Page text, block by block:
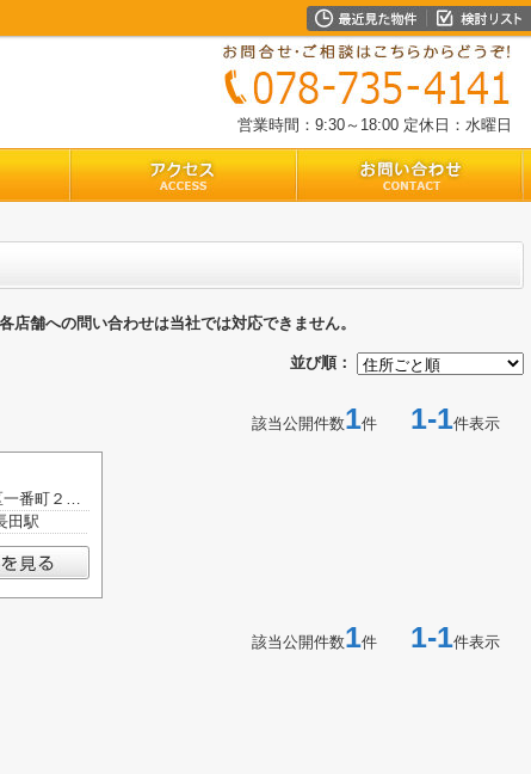
営業時間：9:30～18:00 定休日：水曜日
舗への問い合わせは当社では対応できません。
並び順：
該当公開件数1件 1-1件表示
兵庫県神戸市長田区一番町２丁目
田駅
該当公開件数1件 1-1件表示